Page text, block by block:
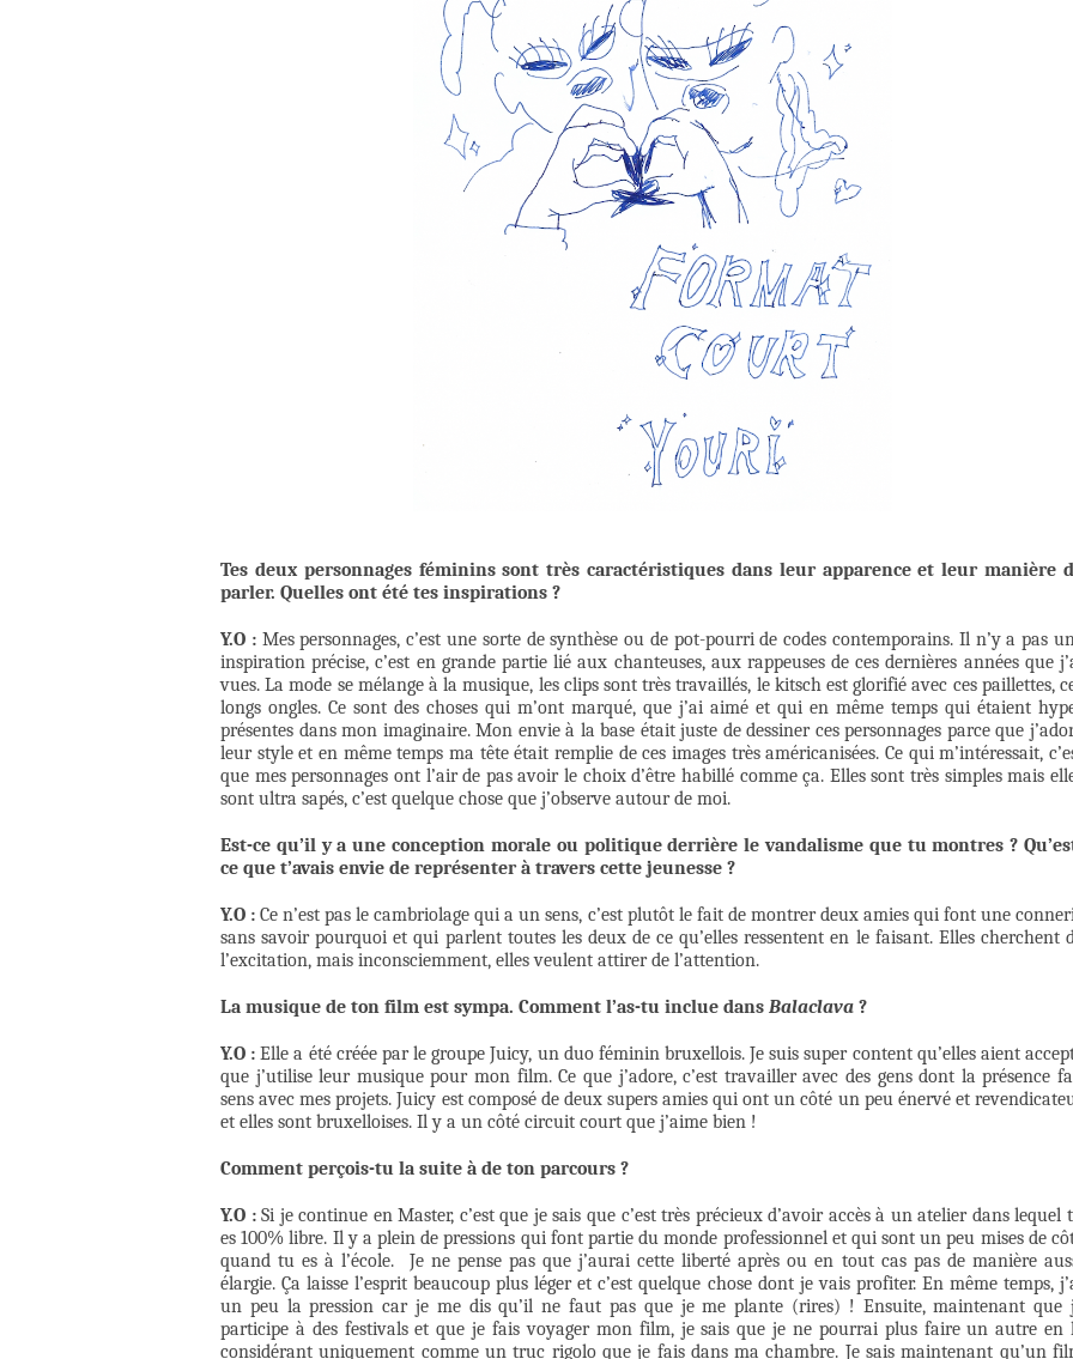
Tes deux personnages féminins sont très caractéristiques dans leur apparence et leur manière
parler. Quelles ont été tes inspirations ?
Y.O :Mes personnages, c’est une sorte de synthèse ou de pot-pourri de codes contemporains. Il n’y a pas
inspiration précise, c’est en grande partie lié aux chanteuses, aux rappeuses de ces dernières années que
vues. La mode se mélange à la musique, les clips sont très travaillés, le kitsch est glorifié avec ces paillettes,
longs ongles. Ce sont des choses qui m’ont marqué, que j’ai aimé et qui en même temps qui étaient
présentes dans mon imaginaire. Mon envie à la base était juste de dessiner ces personnages parce que
leur style et en même temps ma tête était remplie de ces images très américanisées. Ce qui m’intéressait,
que mes personnages ont l’air de pas avoir le choix d’être habillé comme ça. Elles sont très simples mais
sont ultra sapés, c’est quelque chose que j’observe autour de moi.
Est-ce qu’il y a une conception morale ou politique derrière le vandalisme que tu montres ?
ce que t’avais envie de représenter à travers cette jeunesse ?
Y.O : Ce n’est pas le cambriolage qui a un sens, c’est plutôt le fait de montrer deux amies qui font une
sans savoir pourquoi et qui parlent toutes les deux de ce qu’elles ressentent en le faisant. Elles cherchent
l’excitation, mais inconsciemment, elles veulent attirer de l’attention.
La musique de ton film est sympa. Comment l’as-tu inclue dans Balaclava ?
Y.O : Elle a été créée par le groupe Juicy, un duo féminin bruxellois. Je suis super content qu’elles aient
que j’utilise leur musique pour mon film. Ce que j’adore, c’est travailler avec des gens dont la présence
sens avec mes projets. Juicy est composé de deux supers amies qui ont un côté un peu énervé et
et elles sont bruxelloises. Il y a un côté circuit court que j’aime bien !
Comment perçois-tu la suite à de ton parcours ?
Y.O :Si je continue en Master, c’est que je sais que c’est très précieux d’avoir accès à un atelier dans lequel
es 100% libre. Il y a plein de pressions qui font partie du monde professionnel et qui sont un peu mises de
quand tu es à l’école. Je ne pense pas que j’aurai cette liberté après ou en tout cas pas de manière
élargie. Ça laisse l’esprit beaucoup plus léger et c’est quelque chose dont je vais profiter. En même temps,
un peu la pression car je me dis qu’il ne faut pas que je me plante (rires) ! Ensuite, maintenant que
participe à des festivals et que je fais voyager mon film, je sais que je ne pourrai plus faire un autre en
considérant uniquement comme un truc rigolo que je fais dans ma chambre. Je sais maintenant qu’un